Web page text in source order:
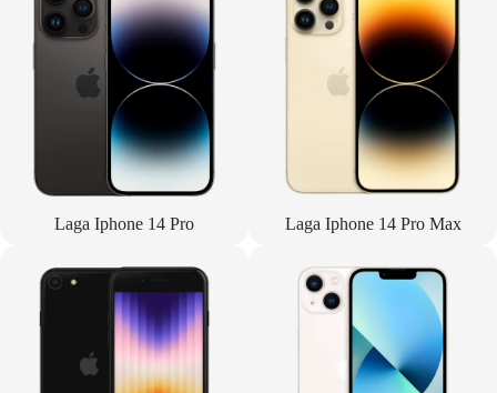
Laga Iphone 14 Pro Laga Iphone 14 Pro Max